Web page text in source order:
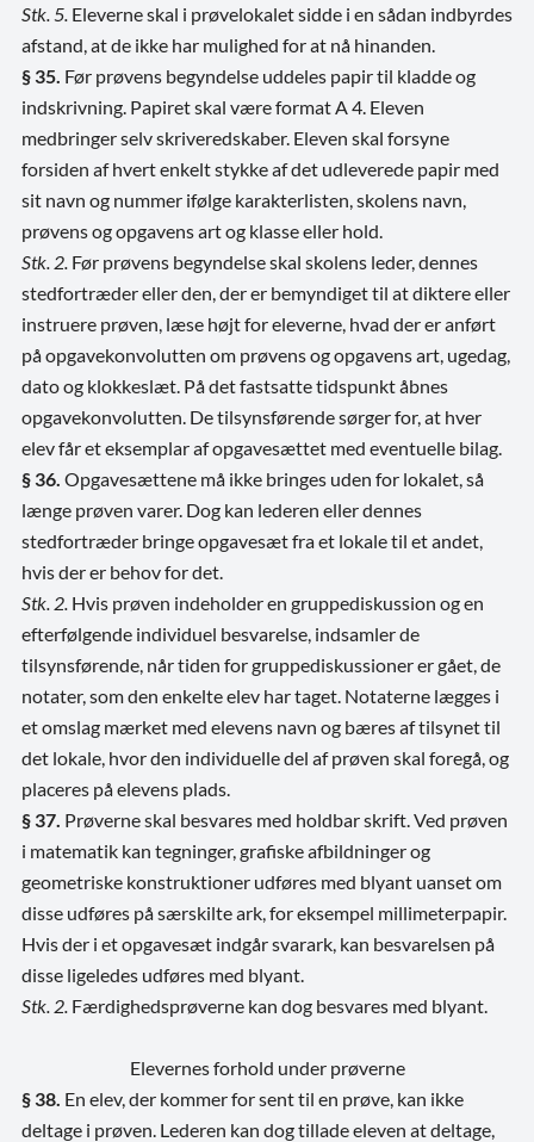
Stk. 5. Eleverne skal i prøvelokalet sidde i en sådan indbyrdes
afstand, at de ikke har mulighed for at nå hinanden.
§ 35. Før prøvens begyndelse uddeles papir til kladde og
indskrivning. Papiret skal være format A 4. Eleven
medbringer selv skriveredskaber. Eleven skal forsyne
forsiden af hvert enkelt stykke af det udleverede papir med
sit navn og nummer ifølge karakterlisten, skolens navn,
prøvens og opgavens art og klasse eller hold.
Stk. 2. Før prøvens begyndelse skal skolens leder, dennes
stedfortræder eller den, der er bemyndiget til at diktere eller
instruere prøven, læse højt for eleverne, hvad der er anført
på opgavekonvolutten om prøvens og opgavens art, ugedag,
dato og klokkeslæt. På det fastsatte tidspunkt åbnes
opgavekonvolutten. De tilsynsførende sørger for, at hver
elev får et eksemplar af opgavesættet med eventuelle bilag.
§ 36. Opgavesættene må ikke bringes uden for lokalet, så
længe prøven varer. Dog kan lederen eller dennes
stedfortræder bringe opgavesæt fra et lokale til et andet,
hvis der er behov for det.
Stk. 2. Hvis prøven indeholder en gruppediskussion og en
efterfølgende individuel besvarelse, indsamler de
tilsynsførende, når tiden for gruppediskussioner er gået, de
notater, som den enkelte elev har taget. Notaterne lægges i
et omslag mærket med elevens navn og bæres af tilsynet til
det lokale, hvor den individuelle del af prøven skal foregå, og
placeres på elevens plads.
§ 37. Prøverne skal besvares med holdbar skrift. Ved prøven
i matematik kan tegninger, grafiske afbildninger og
geometriske konstruktioner udføres med blyant uanset om
disse udføres på særskilte ark, for eksempel millimeterpapir.
Hvis der i et opgavesæt indgår svarark, kan besvarelsen på
disse ligeledes udføres med blyant.
Stk. 2. Færdighedsprøverne kan dog besvares med blyant.
Elevernes forhold under prøverne
§ 38. En elev, der kommer for sent til en prøve, kan ikke
deltage i prøven. Lederen kan dog tillade eleven at deltage,